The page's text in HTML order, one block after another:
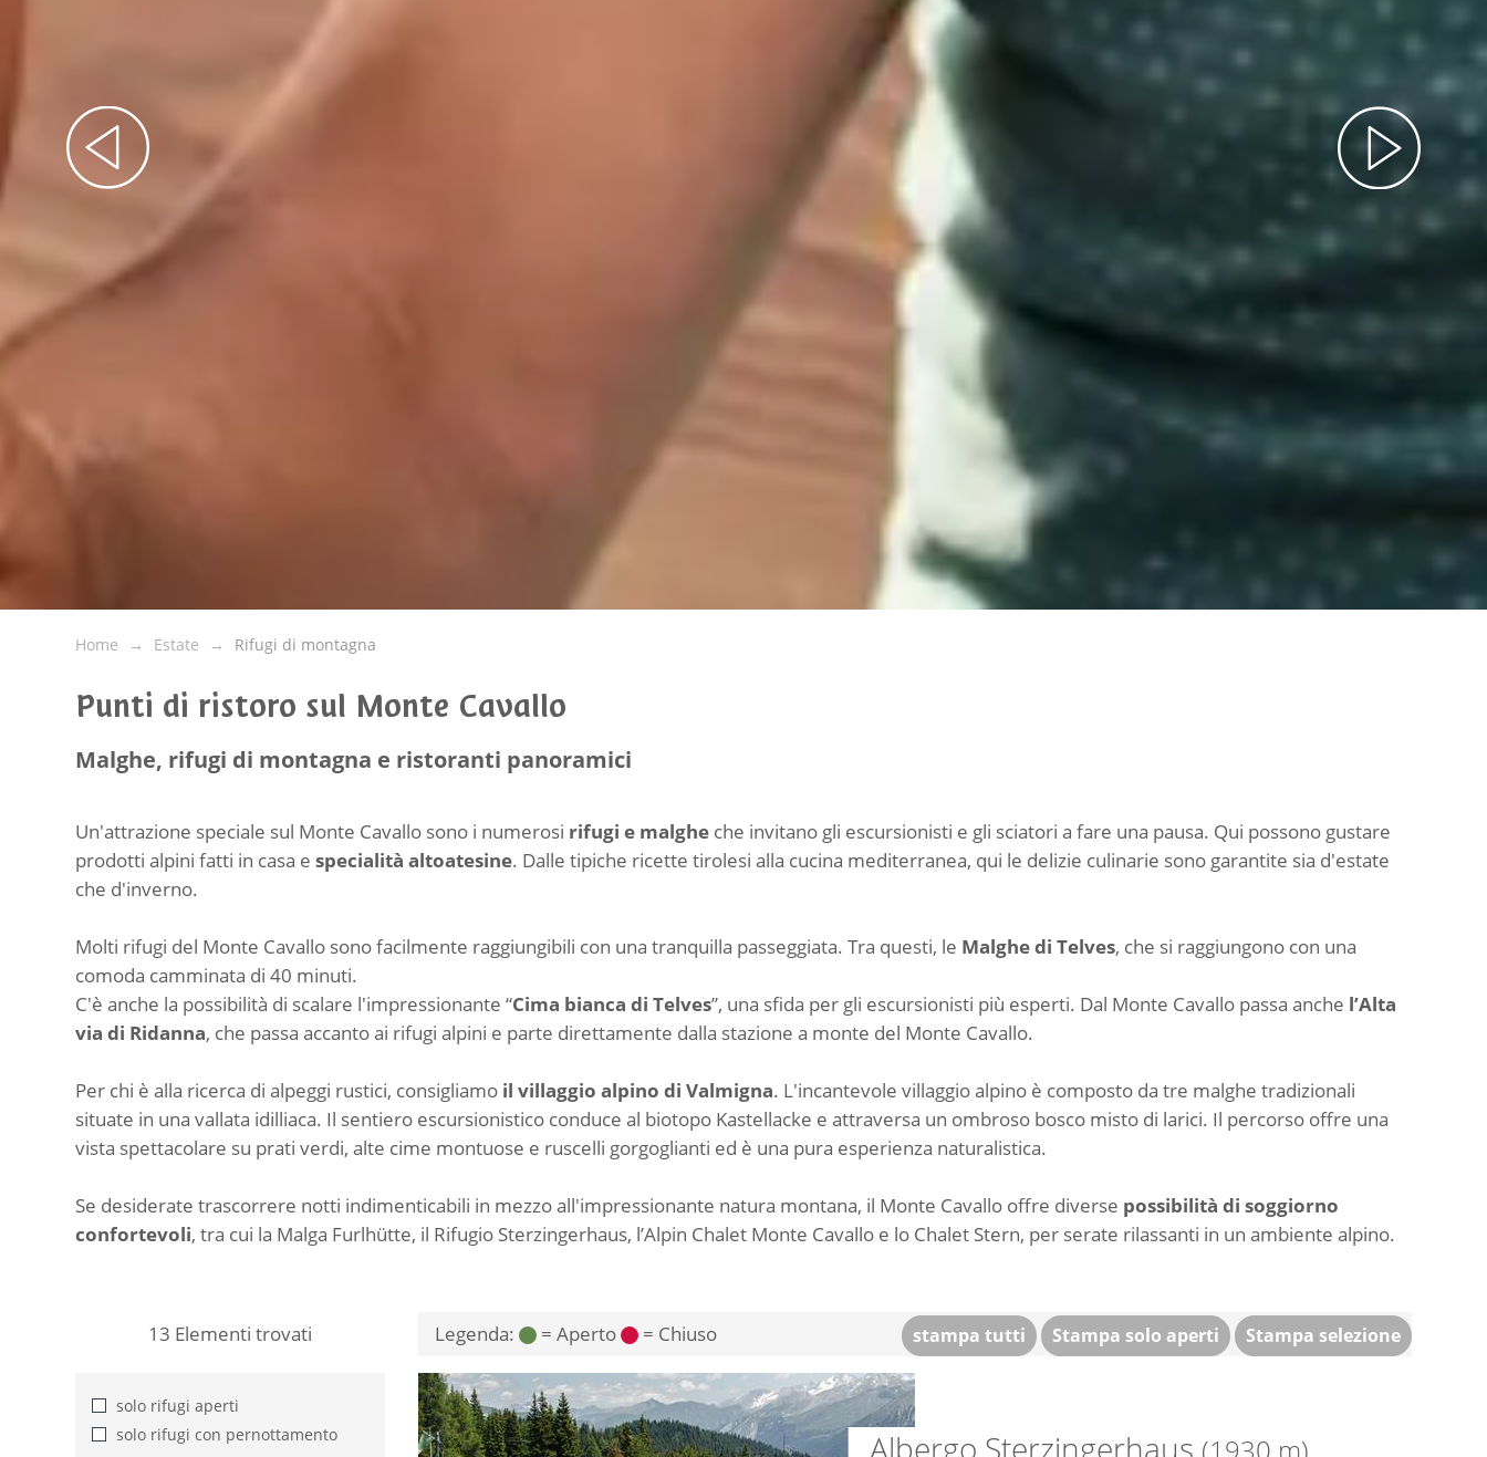
Home Estate Rifugi di montagna
Punti di ristoro sul Monte Cavallo
Malghe, rifugi di montagna e ristoranti panoramici
Un'attrazione speciale sul Monte Cavallo sono i numerosi rifugi e malghe che invitano gli escursionisti e gli sciatori a fare una pausa. Qui possono gustare
prodotti alpini fatti in casa e specialità altoatesine. Dalle tipiche ricette tirolesi alla cucina mediterranea, qui le delizie culinarie sono garantite sia d'estate
che d'inverno.
Molti rifugi del Monte Cavallo sono facilmente raggiungibili con una tranquilla passeggiata. Tra questi, le Malghe di Telves, che si raggiungono con una
comoda camminata di 40 minuti.
C'è anche la possibilità di scalare l'impressionante “Cima bianca di Telves”, una sfida per gli escursionisti più esperti. Dal Monte Cavallo passa anche l’Alta
via di Ridanna, che passa accanto ai rifugi alpini e parte direttamente dalla stazione a monte del Monte Cavallo.
Per chi è alla ricerca di alpeggi rustici, consigliamo il villaggio alpino di Valmigna. L'incantevole villaggio alpino è composto da tre malghe tradizionali
situate in una vallata idilliaca. Il sentiero escursionistico conduce al biotopo Kastellacke e attraversa un ombroso bosco misto di larici. Il percorso offre una
vista spettacolare su prati verdi, alte cime montuose e ruscelli gorgoglianti ed è una pura esperienza naturalistica.
Se desiderate trascorrere notti indimenticabili in mezzo all'impressionante natura montana, il Monte Cavallo offre diverse possibilità di soggiorno
confortevoli, tra cui la Malga Furlhütte, il Rifugio Sterzingerhaus, l’Alpin Chalet Monte Cavallo e lo Chalet Stern, per serate rilassanti in un ambiente alpino.
13 Elementi trovati
solo rifugi aperti
solo rifugi con pernottamento
stampa tutti Stampa solo aperti Stampa selezione
Legenda: = Aperto = Chiuso
Albergo Sterzingerhaus